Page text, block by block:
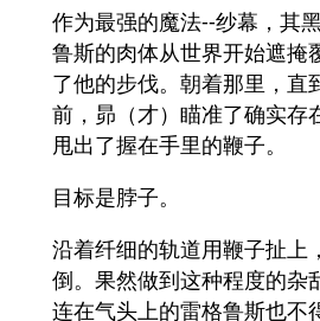
作为最强的魔法--纱幕，其
鲁斯的肉体从世界开始遮掩
了他的步伐。朝着那里，直
前，昴（才）瞄准了确实存
甩出了握在手里的鞭子。
目标是脖子。
沿着纤细的轨道用鞭子扯上
倒。果然做到这种程度的杂
连在气头上的雷格鲁斯也不